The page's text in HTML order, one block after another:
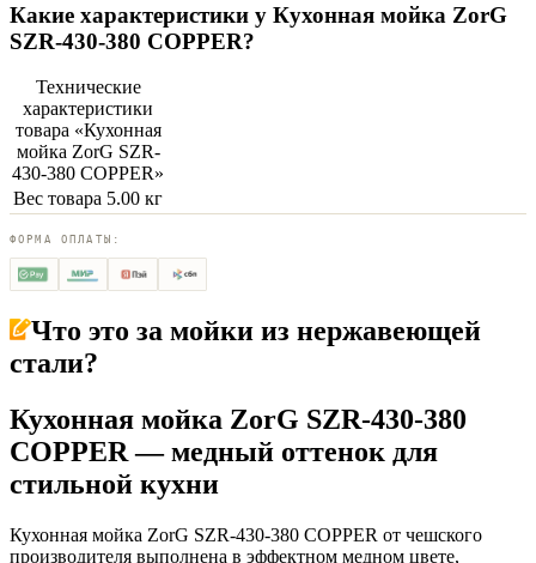
Какие характеристики у Кухонная мойка ZorG
SZR-430-380 COPPER?
Технические
характеристики
товара «Кухонная
мойка ZorG SZR-
430-380 COPPER»
Вес товара 5.00 кг
ФОРМА ОПЛАТЫ:
Что это за мойки из нержавеющей
стали?
Кухонная мойка ZorG SZR-430-380
COPPER — медный оттенок для
стильной кухни
Кухонная мойка ZorG SZR-430-380 COPPER от чешского
производителя выполнена в эффектном медном цвете,